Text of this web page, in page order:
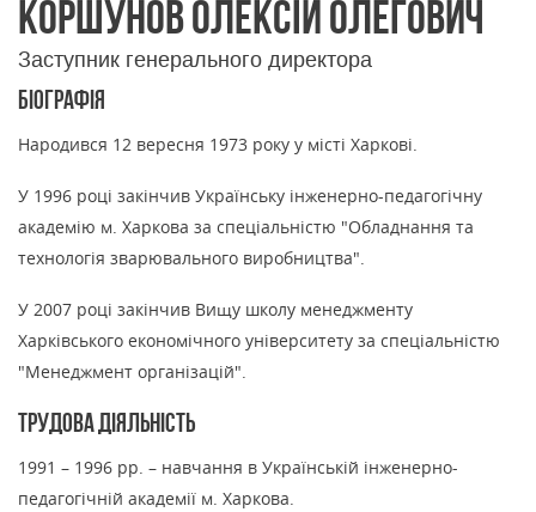
Коршунов Олексій Олегович
Заступник генерального директора
Біографія
Народився 12 вересня 1973 року у місті Харкові.
У 1996 році закінчив Українську інженерно-педагогічну
академію м. Харкова за спеціальністю "Обладнання та
технологія зварювального виробництва".
У 2007 році закінчив Вищу школу менеджменту
Харківського економічного університету за спеціальністю
"Менеджмент організацій".
Трудова діяльність
1991 – 1996 рр. – навчання в Українській інженерно-
педагогічній академії м. Харкова.